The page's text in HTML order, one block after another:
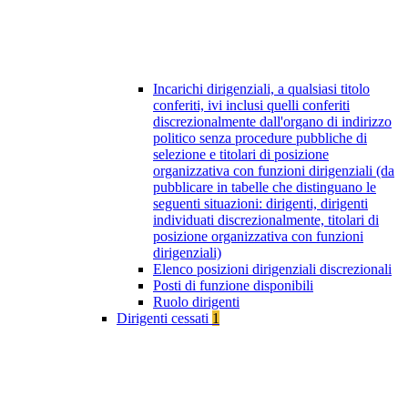
Incarichi dirigenziali, a qualsiasi titolo
conferiti, ivi inclusi quelli conferiti
discrezionalmente dall'organo di indirizzo
politico senza procedure pubbliche di
selezione e titolari di posizione
organizzativa con funzioni dirigenziali (da
pubblicare in tabelle che distinguano le
seguenti situazioni: dirigenti, dirigenti
individuati discrezionalmente, titolari di
posizione organizzativa con funzioni
dirigenziali)
Elenco posizioni dirigenziali discrezionali
Posti di funzione disponibili
Ruolo dirigenti
Dirigenti cessati 1